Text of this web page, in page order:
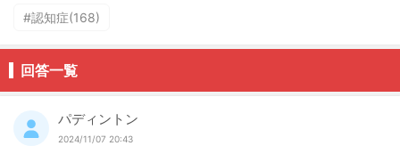
#認知症(168)
回答一覧
パディントン
2024/11/07 20:43